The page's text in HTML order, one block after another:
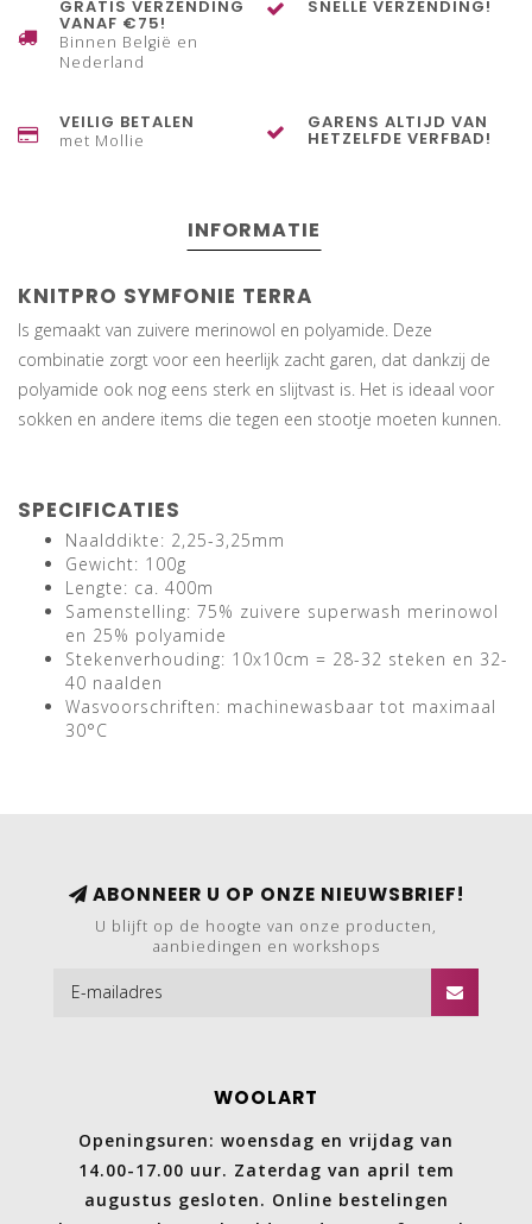
GRATIS VERZENDING
VANAF €75!
Binnen België en
Nederland
SNELLE VERZENDING!
VEILIG BETALEN
met Mollie
GARENS ALTIJD VAN
HETZELFDE VERFBAD!
INFORMATIE
KNITPRO SYMFONIE TERRA
Is gemaakt van zuivere merinowol en polyamide. Deze
combinatie zorgt voor een heerlijk zacht garen, dat dankzij de
polyamide ook nog eens sterk en slijtvast is. Het is ideaal voor
sokken en andere items die tegen een stootje moeten kunnen.
SPECIFICATIES
Naalddikte: 2,25-3,25mm
Gewicht: 100g
Lengte: ca. 400m
Samenstelling: 75% zuivere superwash merinowol
en 25% polyamide
Stekenverhouding: 10x10cm = 28-32 steken en 32-
40 naalden
Wasvoorschriften: machinewasbaar tot maximaal
30°C
ABONNEER U OP ONZE NIEUWSBRIEF!
U blijft op de hoogte van onze producten,
aanbiedingen en workshops
WOOLART
Openingsuren: woensdag en vrijdag van
14.00-17.00 uur. Zaterdag van april tem
augustus gesloten. Online bestelingen